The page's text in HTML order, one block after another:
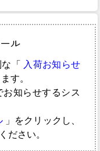
「
入荷お知らせ
す。
知らせするシス
」をクリックし、
ださい。